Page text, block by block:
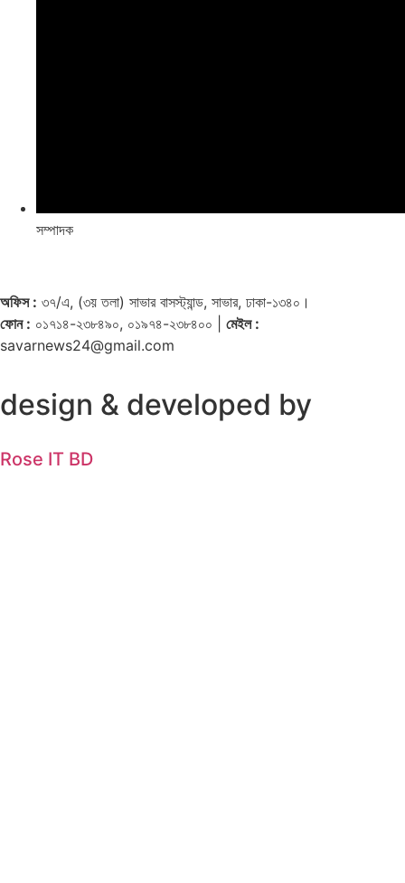
সম্পাদক
অফিস : ৩৭/এ, (৩য় তলা) সাভার বাসস্ট্যান্ড, সাভার, ঢাকা-১৩৪০।
ফোন : ০১৭১৪-২৩৮৪৯০, ০১৯৭৪-২৩৮৪০০ | মেইল :
savarnews24@gmail.com
design & developed by
Rose IT BD